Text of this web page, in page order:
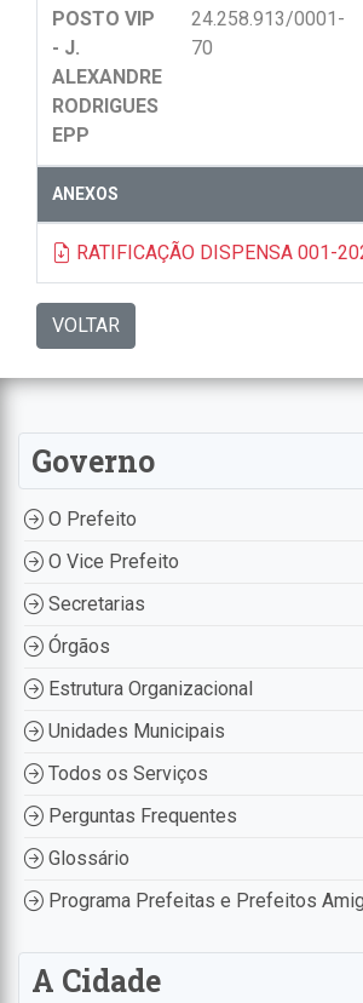
POSTO VIP
- J.
ALEXANDRE
RODRIGUES
EPP
24.258.913/0001-
70
ANEXOS
RATIFICAÇÃO DISPENSA 001-
VOLTAR
Governo
O Prefeito
O Vice Prefeito
Secretarias
Órgãos
Estrutura Organizacional
Unidades Municipais
Todos os Serviços
Perguntas Frequentes
Glossário
Programa Prefeitas e Prefeitos
A Cidade